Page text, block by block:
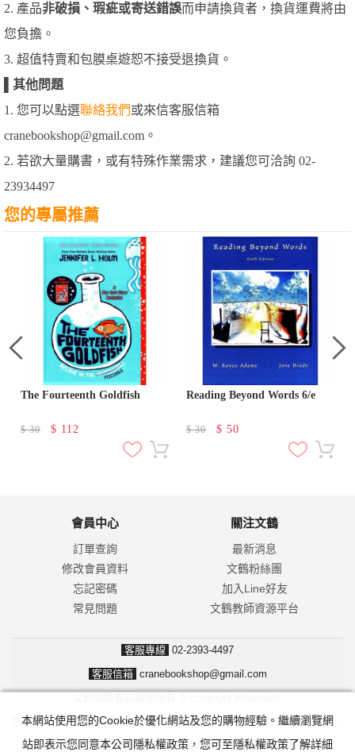
2. 產品非破損、瑕疵或寄送錯誤而申請換貨者，換貨運費將由
您負擔。
3. 超值特賣和包膜桌遊恕不接受退換貨。
其他問題
1. 您可以點選聯絡我們或來信客服信箱
cranebookshop@gmail.com。
2. 若欲大量購書，或有特殊作業需求，建議您可洽詢 02-
23934497
您的專屬推薦
The Fourteenth Goldfish
$30 $ 112
Reading Beyond Words 6/e
$30 $ 50
會員中心
訂單查詢
修改會員資料
忘記密碼
常見問題
關注文鶴
最新消息
文鶴粉絲團
加入Line好友
文鶴教師資源平台
客服專線 02-2393-4497
客服信箱 cranebookshop@gmail.com
防詐騙！我們不會要求並指示您至ATM操作。ATM只有匯款及轉帳功能，
無法解除分期付款或訂單錯誤問題。隨時可撥打165反詐騙諮詢專線。
本網站使用您的Cookie於優化網站及您的購物經驗。繼續瀏覽網
站即表示您同意本公司隱私權政策，您可至隱私權政策了解詳細